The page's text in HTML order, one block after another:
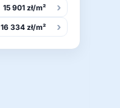
15 901 zł/m² ›
16 334 zł/m² ›